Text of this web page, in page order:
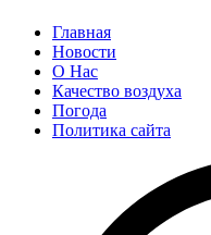
Главная
Новости
О Нас
Качество воздуха
Погода
Политика сайта